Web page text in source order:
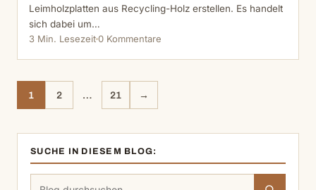
Leimholzplatten aus Recycling-Holz erstellen. Es handelt
sich dabei um…
3 Min. Lesezeit0 Kommentare
1 2 … 21 →
SUCHE IN DIESEM BLOG:
Suchen